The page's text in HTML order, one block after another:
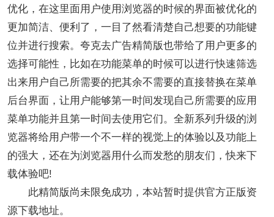
优化，在这里面用户使用浏览器的时候的界面被优化的
更加简洁、便利了，一目了然看清楚自己想要的功能键
位并进行搜索。夸克去广告精简版也带给了用户更多的
选择可能性，比如在功能菜单的时候可以进行快速筛选
出来用户自己所需要的把其余不需要的直接替换在菜单
后台界面，让用户能够第一时间发现自己所需要的应用
菜单功能并且第一时间去使用它们。全新系列升级的浏
览器将给用户带一个不一样的视觉上的体验以及功能上
的强大，还在为浏览器用什么而发愁的朋友们，快来下
载体验吧!
此精简版尚未限免成功，本站暂时提供官方正版资
源下载地址。